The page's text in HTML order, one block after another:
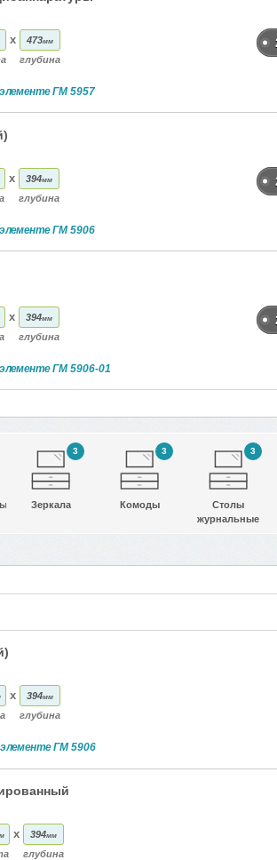
x 473мм
глубина
ГМ 5957
x 394мм
глубина
ГМ 5906
x 394мм
глубина
ГМ 5906-01
3
Зеркала
3
Комоды
3
Столы
журнальные
x 394мм
глубина
элементеГМ 5906
x 394мм
глубина